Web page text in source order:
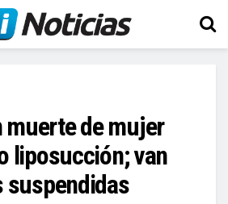
de mujer
liposucción; van
suspendidas